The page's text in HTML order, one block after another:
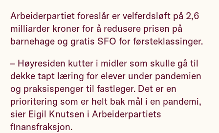
Arbeiderpartiet foreslår er velferdsløft på 2,6
milliarder kroner for å redusere prisen på
barnehage og gratis SFO for førsteklassinger.
– Høyresiden kutter i midler som skulle gå til
dekke tapt læring for elever under pandemien
og praksispenger til fastleger. Det er en
prioritering som er helt bak mål i en pandemi,
sier Eigil Knutsen i Arbeiderpartiets
finansfraksjon.